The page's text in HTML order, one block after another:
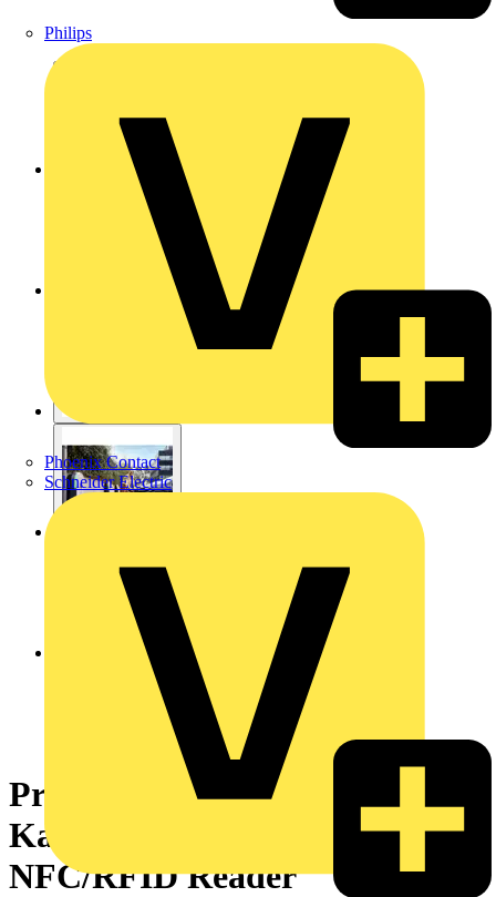
Philips
Phoenix Contact
Schneider Electric
Pro AC Wallbox, 22kW, T2
Kabel, MID, 6mA, IP55, IK10,
NFC/RFID Reader